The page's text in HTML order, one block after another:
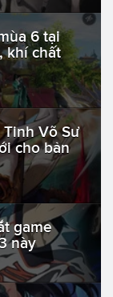
6 tại
khí chất
Võ Sư
cho bản
game
này